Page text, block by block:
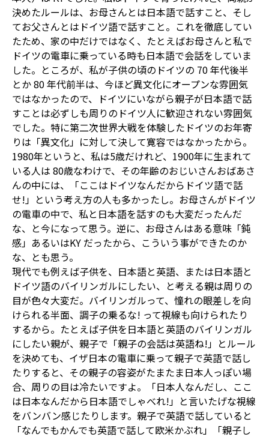
決めたルールは、お母さんとは日本語で話すこと、そし
てお父さんとはドイツ語で話すこと。これを徹底してい
たため、家の中だけではなく、たとえばお母さんと私で
ドイツの電車に乗っている時も日本語で会話をしていま
した。ところが、私が子供の頃のドイツの 70 年代後半
とか 80 年代前半は、今ほど異文化にオープンな雰囲気
ではなかったので、ドイツにいながら親子が日本語で話
すことは必ずしも周りのドイツ人に歓迎されない雰囲気
でした。特に第二次世界大戦を体験したドイツのお年寄
りは「異文化」に対して決して寛容ではなかったから。
1980年というと、私は5歳だけれど、1900年に生まれて
いる人は 80歳なわけで、その年齢のおじいさんおばあさ
んの中には、「ここはドイツなんだからドイツ語で話
せ!」という考え方の人も多かったし。お母さんがドイツ
の電車の中で、私と日本語を話すのも大変だったんだ
な、と今になって思う。逆に、お母さんはある意味「鈍
感」あるいはKY だったから、こういう事ができたのか
な、とも思う。
現代でも例えば子供を、日本語と英語、または日本語と
ドイツ語のバイリンガルにしたい、と考える親は周りの
目が色々大変だ。バイリンガルって、憧れの眼差しを向
けられる半面、調子の乗るな! って視線も向けられたり
するから。たとえば子供を日本語と英語のバイリンガル
にしたい親が、親子で「親子の会話は英語ね!」とルール
を決めても、イザ日本の電車に乗って親子で英語で話し
たりすると、その親子の容姿がたまたま日本人っぽい場
合、周りの目は冷たいですよ。「日本人なんだし、ここ
は日本なんだから日本語でしゃべれ!」と言いたげな視線
をバンバン感じたりします。親子で英語で話していると
「なんでもかんでも英語で話して欧米かぶれ」「親子し